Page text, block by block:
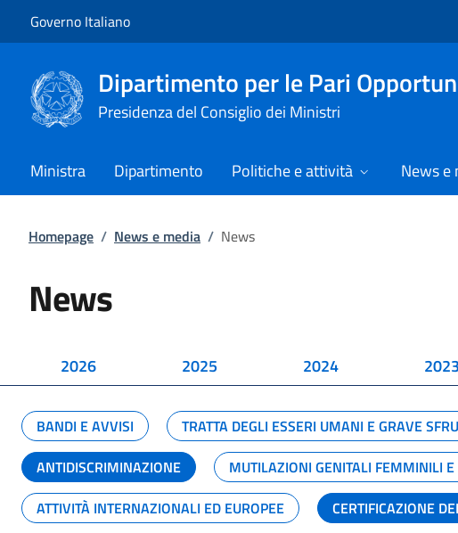
Governo Italiano
Dipartimento per le Pari
Presidenza del Consiglio dei Ministri
Ministra Dipartimento Politiche e attività News e
Homepage / News e media / News
News
2026 2025 2024 2023
BANDI E AVVISI TRATTA DEGLI ESSERI UMANI E GRAVE
ANTIDISCRIMINAZIONE
MUTILAZIONI GENITALI FEMMINILI
ATTIVITÀ INTERNAZIONALI ED EUROPEE
CERTIFICAZIONE